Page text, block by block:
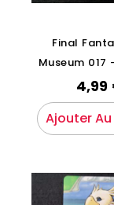
Final
Museum 017
4,99
Ajouter